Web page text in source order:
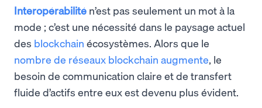
Interopérabilité n’est pas seulement un mot à la
mode ; c’est une nécessité dans le paysage actuel
des blockchain écosystèmes. Alors que le
nombre de réseaux blockchain augmente, le
besoin de communication claire et de transfert
fluide d’actifs entre eux est devenu plus évident.